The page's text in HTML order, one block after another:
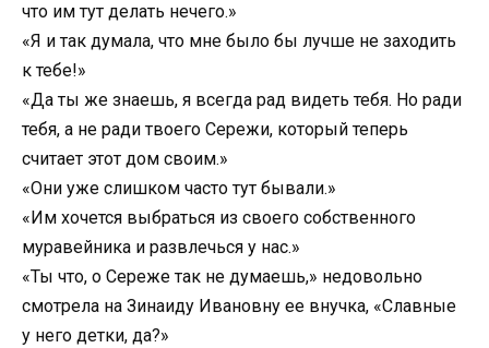
что им тут делать нечего.»
«Я и так думала, что мне было бы лучше не заходить
к тебе!»
«Да ты же знаешь, я всегда рад видеть тебя. Но ради
тебя, а не ради твоего Сережи, который теперь
считает этот дом своим.»
«Они уже слишком часто тут бывали.»
«Им хочется выбраться из своего собственного
муравейника и развлечься у нас.»
«Ты что, о Сереже так не думаешь,» недовольно
смотрела на Зинаиду Ивановну ее внучка, «Славные
у него детки, да?»